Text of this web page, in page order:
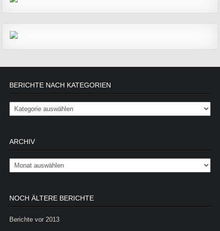
BERICHTE NACH KATEGORIEN
Berichte nach Kategorien
ARCHIV
Archiv
NOCH ÄLTERE BERICHTE
Berichte vor 2013